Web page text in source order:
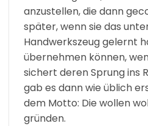
anzustellen, die dann
später, wenn sie das
Handwerkszeug gelernt
übernehmen können,
sichert deren Sprung ins
gab es dann wie üblich
dem Motto: Die wollen
gründen.